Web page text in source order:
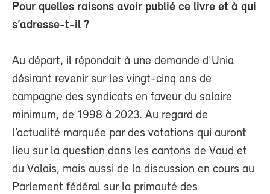
Pour quelles raisons avoir publié ce livre et à qui
s’adresse-t-il ?
Au départ, il répondait à une demande d’Unia
désirant revenir sur les vingt-cinq ans de
campagne des syndicats en faveur du salaire
minimum, de 1998 à 2023. Au regard de
l’actualité marquée par des votations qui auront
lieu sur la question dans les cantons de Vaud et
du Valais, mais aussi de la discussion en cours au
Parlement fédéral sur la primauté des